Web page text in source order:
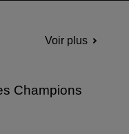
Voir plus
Champions